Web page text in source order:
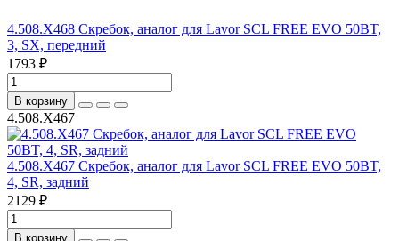
4.508.X468 Скребок, аналог для Lavor SCL FREE EVO 50BT,
3, SX, передний
1793 ₽
В корзину
4.508.X467
4.508.X467 Скребок, аналог для Lavor SCL FREE EVO 50BT,
4, SR, задний
2129 ₽
В корзину